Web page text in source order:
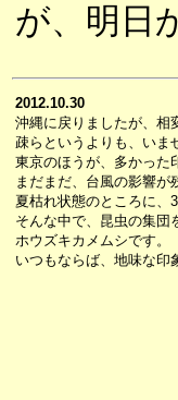
が、明日
2012.10.30
沖縄に戻りましたが、相
疎らというよりも、いま
東京のほうが、多かった
まだまだ、台風の影響が
夏枯れ状態のところに、
そんな中で、昆虫の集団
ホウズキカメムシです。
いつもならば、地味な印